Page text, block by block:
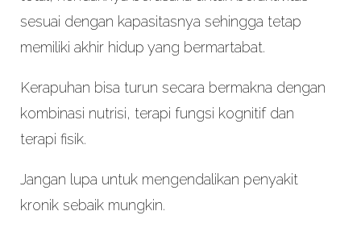
sesuai dengan kapasitasnya sehingga tetap
memiliki akhir hidup yang bermartabat.
Kerapuhan bisa turun secara bermakna dengan
kombinasi nutrisi, terapi fungsi kognitif dan
terapi fisik.
Jangan lupa untuk mengendalikan penyakit
kronik sebaik mungkin.